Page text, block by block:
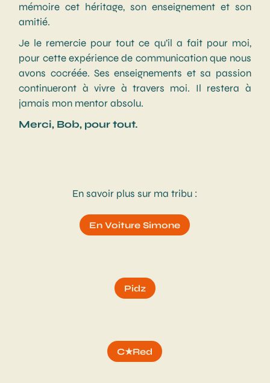
mémoire cet héritage, son enseignement et son
amitié.
Je le remercie pour tout ce qu’il a fait pour moi,
pour cette expérience de communication que nous
avons cocréée. Ses enseignements et sa passion
continueront à vivre à travers moi. Il restera à
jamais mon mentor absolu.
Merci, Bob, pour tout.
En savoir plus sur ma tribu :
En Voiture Simone
Pidz
C★Red